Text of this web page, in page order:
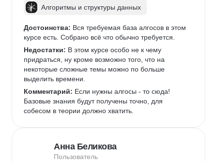
Алгоритмы и структуры данных
Достоинства: Вся требуемая база алгосов в этом
курсе есть. Собрано всё что обычно требуется.
Недостатки: В этом курсе особо не к чему
придраться, ну кроме возможно того, что на
некоторые сложные темы можно по больше
выделить времени.
Комментарий: Если нужны алгосы - то сюда!
Базовые знания будут получены точно, для
собесом в теории должно хватить.
Анна Беликова
Пользователь